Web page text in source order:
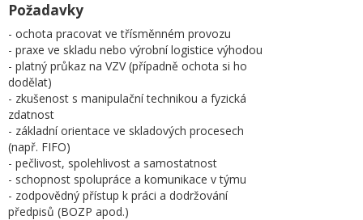
Požadavky
- ochota pracovat ve třísměnném provozu
- praxe ve skladu nebo výrobní logistice výhodou
- platný průkaz na VZV (případně ochota si ho
dodělat)
- zkušenost s manipulační technikou a fyzická
zdatnost
- základní orientace ve skladových procesech
(např. FIFO)
- pečlivost, spolehlivost a samostatnost
- schopnost spolupráce a komunikace v týmu
- zodpovědný přístup k práci a dodržování
předpisů (BOZP apod.)